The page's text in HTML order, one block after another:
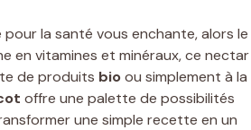
la santé vous enchante, alors le
en vitamines et minéraux, ce nectar
de produits bioou simplement à la
offre une palette de possibilités
une simple recette en un